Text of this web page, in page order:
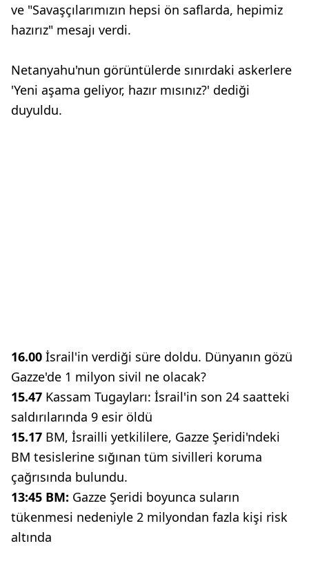
ve "Savaşçılarımızın hepsi ön saflarda, hepimiz
hazırız" mesajı verdi.
Netanyahu'nun görüntülerde sınırdaki askerlere
'Yeni aşama geliyor, hazır mısınız?' dediği
duyuldu.
16.00 İsrail'in verdiği süre doldu. Dünyanın gözü
Gazze'de 1 milyon sivil ne olacak?
15.47 Kassam Tugayları: İsrail'in son 24 saatteki
saldırılarında 9 esir öldü
15.17 BM, İsrailli yetkililere, Gazze Şeridi'ndeki
BM tesislerine sığınan tüm sivilleri koruma
çağrısında bulundu.
13:45 BM: Gazze Şeridi boyunca suların
tükenmesi nedeniyle 2 milyondan fazla kişi risk
altında